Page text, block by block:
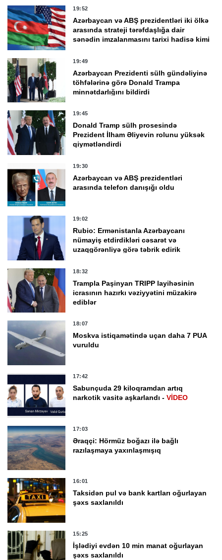
19:52
Azərbaycan və ABŞ prezidentləri iki ölkə
arasında strateji tərəfdaşlığa dair
sənədin imzalanmasını tarixi hadisə kimi
19:49
Azərbaycan Prezidenti sülh gündəliyinə
töhfələrinə görə Donald Trampa
minnətdarlığını bildirdi
19:45
Donald Tramp sülh prosesində
Prezident İlham Əliyevin rolunu yüksək
qiymətləndirdi
19:30
Azərbaycan və ABŞ prezidentləri
arasında telefon danışığı oldu
19:02
Rubio: Ermənistanla Azərbaycanı
nümayiş etdirdikləri cəsarət və
uzaqgörənliyə görə təbrik edirik
18:32
Trampla Paşinyan TRIPP layihəsinin
icrasının hazırkı vəziyyətini müzakirə
ediblər
18:07
Moskva istiqamətində uçan daha 7 PUA
vuruldu
17:42
Sabunçuda 29 kiloqramdan artıq
narkotik vasitə aşkarlandı -VİDEO
17:03
Əraqçi: Hörmüz boğazı ilə bağlı
razılaşmaya yaxınlaşmışıq
16:01
Taksidən pul və bank kartları oğurlayan
şəxs saxlanıldı
15:25
İşlədiyi evdən 10 min manat oğurlayan
şəxs saxlanıldı